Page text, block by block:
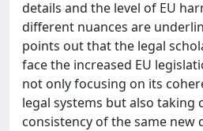
details and the level of EU
different nuances are
points out that the legal
face the increased EU
not only focusing on its
legal systems but also taking
consistency of the same new